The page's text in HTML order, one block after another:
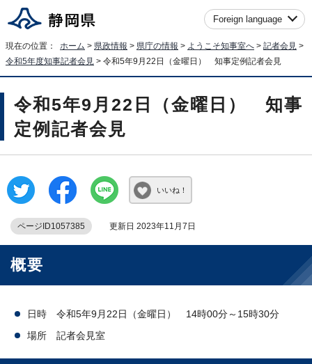
Foreign language
現在の位置： ホーム > 県政情報 > 県庁の情報 > ようこそ知事室へ > 記者会見 >
令和5年度知事記者会見 > 令和5年9月22日（金曜日） 知事定例記者会見
令和5年9月22日（金曜日） 知事
定例記者会見
いいね！
ページID1057385 更新日 2023年11月7日
概要
日時 令和5年9月22日（金曜日） 14時00分～15時30分
場所 記者会見室